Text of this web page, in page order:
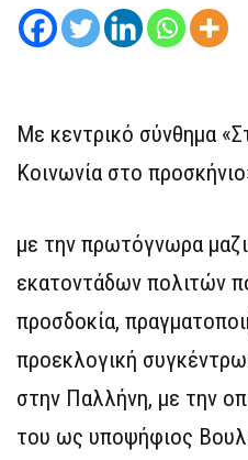
Με κεντρικό σύνθημα
Κοινωνία στο
με την πρωτόγνωρα
εκατοντάδων πολιτών
προσδοκία,
προεκλογική
στην Παλλήνη, με την
του ως υποψήφιος